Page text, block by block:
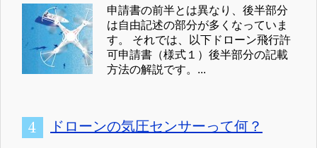
申請書の前半とは異なり、後半部分
は自由記述の部分が多くなっていま
す。 それでは、以下ドローン飛行許
可申請書（様式１）後半部分の記載
方法の解説です。...
ドローンの気圧センサーって何？